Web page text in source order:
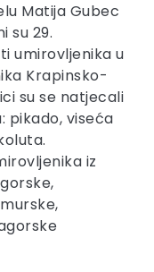
Matija Gubec
su 29.
umirovljenika u
Krapinsko-
su se natjecali
pikado, viseća
iz